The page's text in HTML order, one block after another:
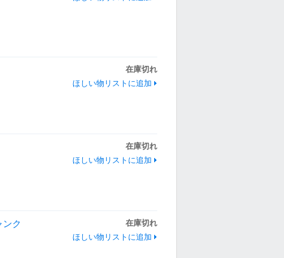
在庫切れ
ほしい物リストに追加
在庫切れ
ほしい物リストに追加
ンク
在庫切れ
ほしい物リストに追加